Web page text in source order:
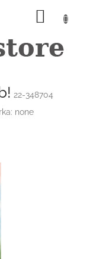
KOSÁR
22-348704
none